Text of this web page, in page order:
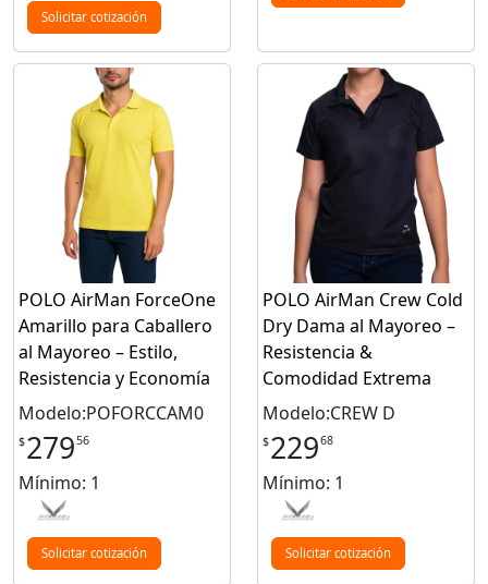
Solicitar cotización
POLO AirMan ForceOne
Amarillo para Caballero
al Mayoreo – Estilo,
Resistencia y Economía
Modelo:POFORCCAM0
$27956
Mínimo: 1
Solicitar cotización
POLO AirMan Crew Cold
Dry Dama al Mayoreo –
Resistencia &
Comodidad Extrema
Modelo:CREW D
$22968
Mínimo: 1
Solicitar cotización